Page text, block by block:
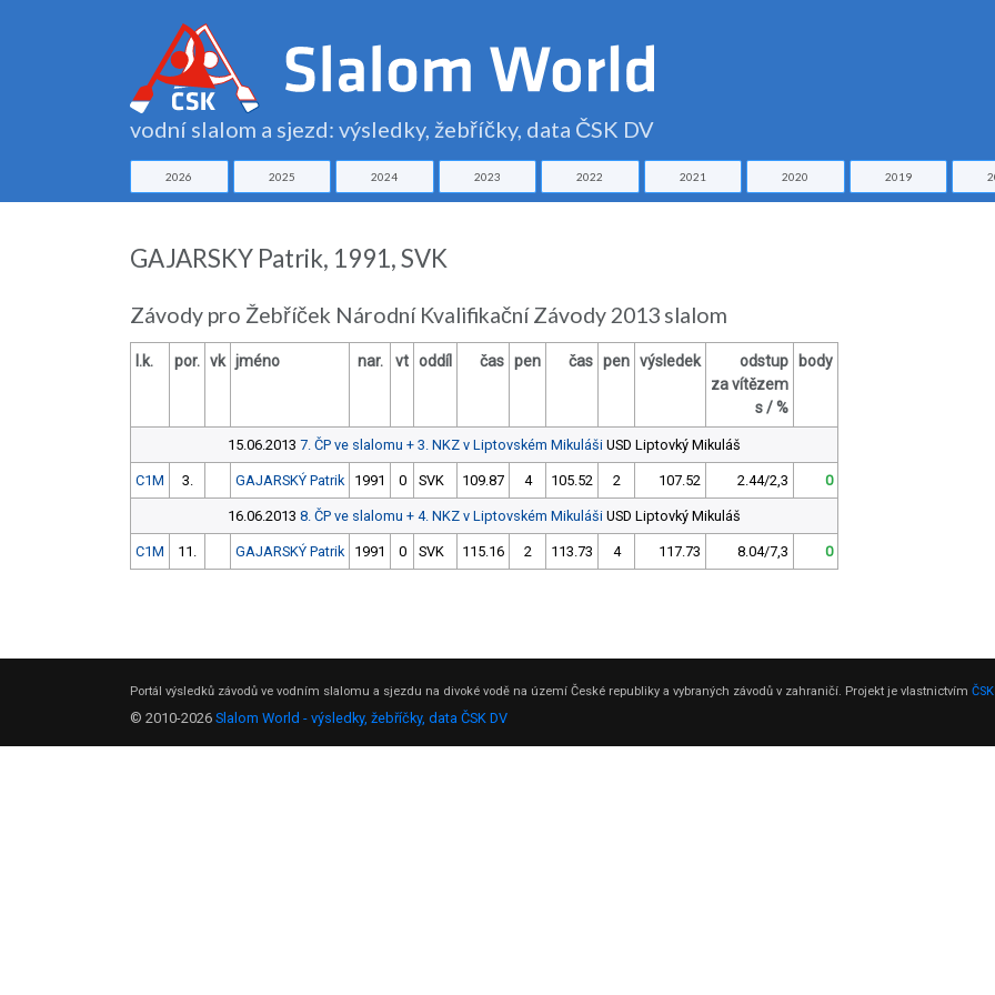
vodní slalom a sjezd: výsledky, žebříčky, data ČSK DV
2026 2025 2024 2023 2022 2021 2020 2019
GAJARSKY Patrik, 1991, SVK
Závody pro Žebříček Národní Kvalifikační Závody 2013 slalom
l.k. por. vk jméno nar. vt oddíl čas pen čas pen výsledek
odstup
za vítězem
s / %
body
15.06.2013 7. ČP ve slalomu + 3. NKZ v Liptovském Mikuláši USD Liptovký Mikuláš
C1M 3. GAJARSKÝ Patrik 1991 0 SVK 109.87 4 105.52 2 107.52 2.44/2,3 0
16.06.2013 8. ČP ve slalomu + 4. NKZ v Liptovském Mikuláši USD Liptovký Mikuláš
C1M 11. GAJARSKÝ Patrik 1991 0 SVK 115.16 2 113.73 4 117.73 8.04/7,3 0
Portál výsledků závodů ve vodním slalomu a sjezdu na divoké vodě na území České republiky a vybraných závodů v zahraničí. Projekt je vlastnictvím
© 2010-2026 Slalom World - výsledky, žebříčky, data ČSK DV